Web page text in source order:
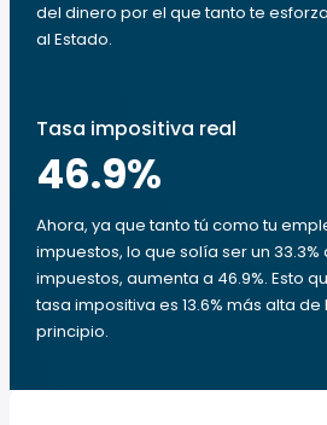
del dinero por el que tanto te
al Estado.
Tasa impositiva real
46.9%
Ahora, ya que tanto tú como tu
impuestos, lo que solía ser un
impuestos, aumenta a 46.9%. Esto
tasa impositiva es 13.6% más alta
principio.